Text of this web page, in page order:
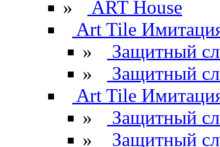
»
ART House
Art Tile
»
Защитный
»
Защитный
Art Tile
»
Защитный
»
Защитный